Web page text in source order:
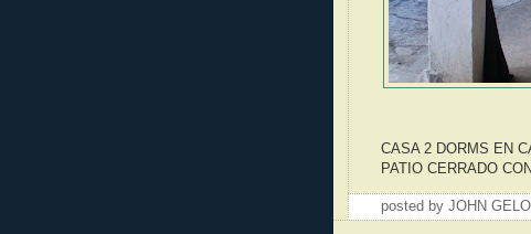
CASA 2 DORMS EN
PATIO CERRADO
posted by JOHN